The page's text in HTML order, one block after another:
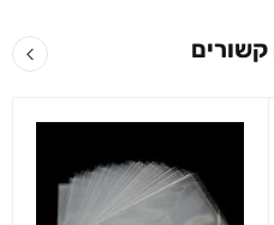
קשורים